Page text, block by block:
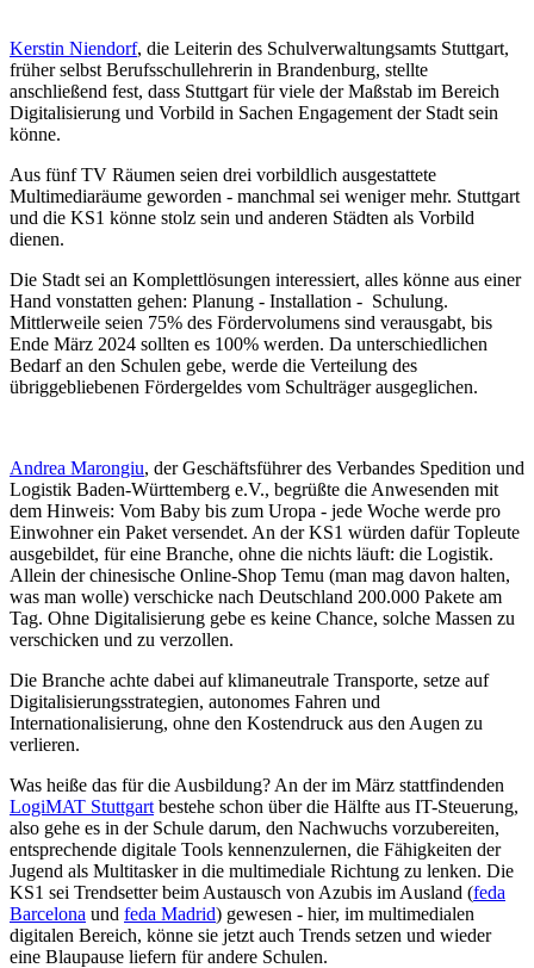
Kerstin Niendorf, die Leiterin des Schulverwaltungsamts Stuttgart,
früher selbst Berufsschullehrerin in Brandenburg, stellte
anschließend fest, dass Stuttgart für viele der Maßstab im Bereich
Digitalisierung und Vorbild in Sachen Engagement der Stadt sein
könne.
Aus fünf TV Räumen seien drei vorbildlich ausgestattete
Multimediaräume geworden - manchmal sei weniger mehr. Stuttgart
und die KS1 könne stolz sein und anderen Städten als Vorbild
dienen.
Die Stadt sei an Komplettlösungen interessiert, alles könne aus einer
Hand vonstatten gehen: Planung - Installation - Schulung.
Mittlerweile seien 75% des Fördervolumens sind verausgabt, bis
Ende März 2024 sollten es 100% werden. Da unterschiedlichen
Bedarf an den Schulen gebe, werde die Verteilung des
übriggebliebenen Fördergeldes vom Schulträger ausgeglichen.
Andrea Marongiu, der Geschäftsführer des Verbandes Spedition und
Logistik Baden-Württemberg e.V., begrüßte die Anwesenden mit
dem Hinweis: Vom Baby bis zum Uropa - jede Woche werde pro
Einwohner ein Paket versendet. An der KS1 würden dafür Topleute
ausgebildet, für eine Branche, ohne die nichts läuft: die Logistik.
Allein der chinesische Online-Shop Temu (man mag davon halten,
was man wolle) verschicke nach Deutschland 200.000 Pakete am
Tag. Ohne Digitalisierung gebe es keine Chance, solche Massen zu
verschicken und zu verzollen.
Die Branche achte dabei auf klimaneutrale Transporte, setze auf
Digitalisierungsstrategien, autonomes Fahren und
Internationalisierung, ohne den Kostendruck aus den Augen zu
verlieren.
Was heiße das für die Ausbildung? An der im März stattfindenden
LogiMAT Stuttgart bestehe schon über die Hälfte aus IT-Steuerung,
also gehe es in der Schule darum, den Nachwuchs vorzubereiten,
entsprechende digitale Tools kennenzulernen, die Fähigkeiten der
Jugend als Multitasker in die multimediale Richtung zu lenken. Die
KS1 sei Trendsetter beim Austausch von Azubis im Ausland (feda
Barcelona und feda Madrid) gewesen - hier, im multimedialen
digitalen Bereich, könne sie jetzt auch Trends setzen und wieder
eine Blaupause liefern für andere Schulen.